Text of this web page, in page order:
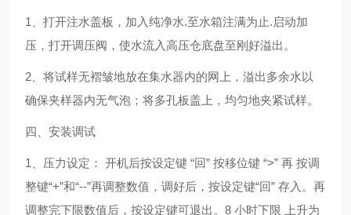
1 、打开注水盖板，加入纯净水.至水箱注满为止.启动加
压，打开调压阀，使水流入高压仓底盘至刚好溢出。
2 、将试样无褶皱地放在集水器内的网上，溢出多余水以
确保夹样器内无气泡；将多孔板盖上，均匀地夹紧试样。
四、安装调试
1 、压力设定： 开机后按设定键 “回” 按移位键 “>” 再 按调
整键“+”和“--”再调整数值，调好后，按设定键“回” 存入。再
调整完下限数值后，按设定键可退出。 8 小时下限
上升为